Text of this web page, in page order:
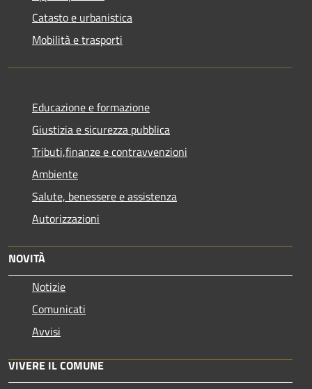
Catasto e urbanistica
Mobilità e trasporti
Educazione e formazione
Giustizia e sicurezza pubblica
Tributi,finanze e contravvenzioni
Ambiente
Salute, benessere e assistenza
Autorizzazioni
NOVITÀ
Notizie
Comunicati
Avvisi
VIVERE IL COMUNE